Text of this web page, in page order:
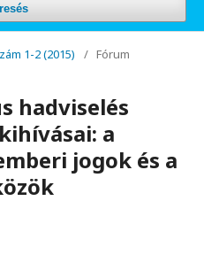
1-2 (2015) / Fórum
hadviselés
a
jogok és a